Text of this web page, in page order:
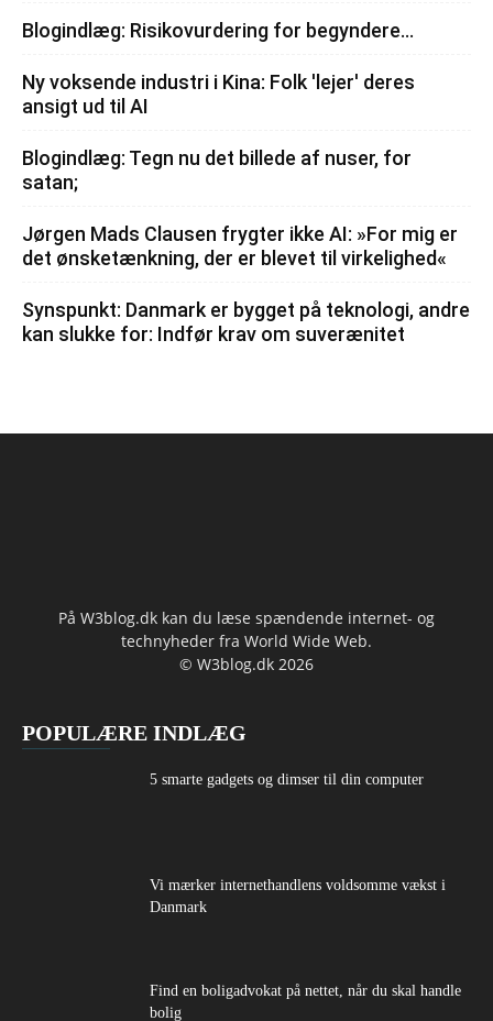
Blogindlæg: Risikovurdering for begyndere…
Ny voksende industri i Kina: Folk 'lejer' deres
ansigt ud til AI
Blogindlæg: Tegn nu det billede af nuser, for
satan;
Jørgen Mads Clausen frygter ikke AI: »For mig er
det ønsketænkning, der er blevet til virkelighed«
Synspunkt: Danmark er bygget på teknologi, andre
kan slukke for: Indfør krav om suverænitet
På W3blog.dk kan du læse spændende internet- og
technyheder fra World Wide Web.
© W3blog.dk 2026
POPULÆRE INDLÆG
5 smarte gadgets og dimser til din computer
Vi mærker internethandlens voldsomme vækst i
Danmark
Find en boligadvokat på nettet, når du skal handle
bolig